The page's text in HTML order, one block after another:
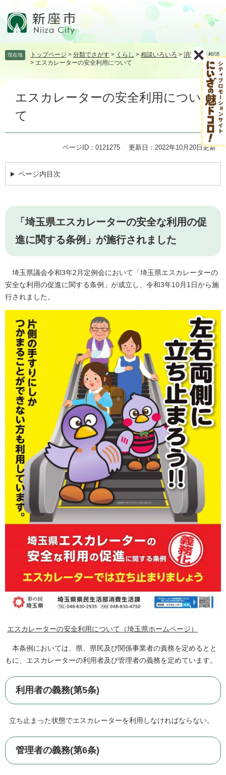
頭飛 現在地 トップページ > 分類でさがす > くらし > 相談いろいろ > 消費生活相談
> エスカレーターの安全利用について
エスカレーターの安全利用につい
て
ページID：0121275 更新日：2022年10月20日更新
ページ内目次
「埼玉県エスカレーターの安全な利用の促
進に関する条例」が施行されました
埼玉県議会令和3年2月定例会において「埼玉県エスカレーターの
安全な利用の促進に関する条例」が成立し、令和3年10月1日から施
行されました。
エスカレーターの安全利用について（埼玉県ホームページ）
本条例においては、県、県民及び関係事業者の責務を定めるとと
もに、エスカレーターの利用者及び管理者の義務を定めています。
利用者の義務(第5条)
立ち止まった状態でエスカレーターを利用しなければならない。
管理者の義務(第6条)